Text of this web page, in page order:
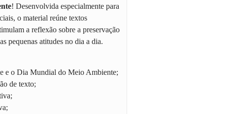
! Desenvolvida especialmente para
o material reúne textos
a reflexão sobre a preservação
pequenas atitudes no dia a dia.
e o Dia Mundial do Meio Ambiente;
de texto;